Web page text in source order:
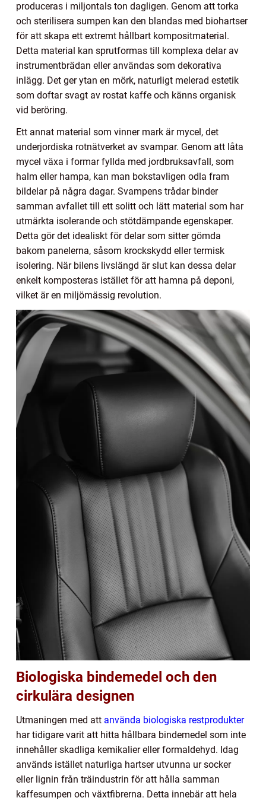
produceras i miljontals ton dagligen. Genom att torka
och sterilisera sumpen kan den blandas med biohartser
för att skapa ett extremt hållbart kompositmaterial.
Detta material kan sprutformas till komplexa delar av
instrumentbrädan eller användas som dekorativa
inlägg. Det ger ytan en mörk, naturligt melerad estetik
som doftar svagt av rostat kaffe och känns organisk
vid beröring.
Ett annat material som vinner mark är mycel, det
underjordiska rotnätverket av svampar. Genom att låta
mycel växa i formar fyllda med jordbruksavfall, som
halm eller hampa, kan man bokstavligen odla fram
bildelar på några dagar. Svampens trådar binder
samman avfallet till ett solitt och lätt material som har
utmärkta isolerande och stötdämpande egenskaper.
Detta gör det idealiskt för delar som sitter gömda
bakom panelerna, såsom krockskydd eller termisk
isolering. När bilens livslängd är slut kan dessa delar
enkelt komposteras istället för att hamna på deponi,
vilket är en miljömässig revolution.
Biologiska bindemedel och den
cirkulära designen
Utmaningen med att använda biologiska restprodukter
har tidigare varit att hitta hållbara bindemedel som inte
innehåller skadliga kemikalier eller formaldehyd. Idag
används istället naturliga hartser utvunna ur socker
eller lignin från träindustrin för att hålla samman
kaffesumpen och växtfibrerna. Detta innebär att hela